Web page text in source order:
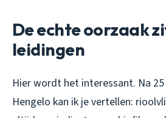
De echte oorzaak
leidingen
Hier wordt het interessant. Na
Hengelo kan ik je vertellen: